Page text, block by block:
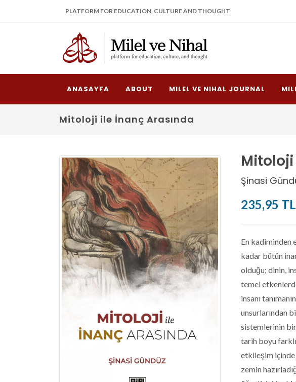
PLATFORM FOR EDUCATION, CULTURE AND THOUGHT
ANASAYFA ABOUT MILEL VE NIHAL JOURNAL
Mitoloji ile İnanç Arasında
Mitoloji
Şinasi
235,95 TL
En kadiminden
kadar bütün
olduğu; dinin,
temel
insanı
unsurlarından
sistemlerinin
tarih boyu
etkileşim içinde
zemin